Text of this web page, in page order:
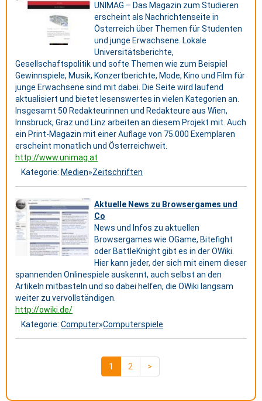
UNIMAG – Das Magazin zum Studieren
erscheint als Nachrichtenseite in
Österreich über Themen für Studenten
und junge Erwachsene. Lokale
Universitätsberichte,
Gesellschaftspolitik und softe Themen wie zum Beispiel
Gewinnspiele, Musik, Konzertberichte, Mode, Kino und Film für
junge Erwachsene sind mit dabei. Die Seite wird laufend
aktualisiert und bietet lesenswertes in vielen Kategorien an.
Insgesamt 50 Redakteurinnen und Redakteure aus Wien,
Innsbruck, Graz und Linz arbeiten an diesem Projekt mit. Auch
ein Print-Magazin mit einer Auflage von 75.000 Exemplaren
erscheint monatlich und Österreichweit.
http://www.unimag.at
Kategorie: Medien»Zeitschriften
Aktuelle News zu Browsergames und
Co
News und Infos zu aktuellen
Browsergames wie OGame, Bitefight
oder BattleKnight gibt es in der OWiki.
Hier kann jeder, der sich mit einem dieser
spannenden Onlinespiele auskennt, auch selbst an den
Artikeln mitbasteln und so dabei helfen, die OWiki langsam
weiter zu vervollständigen.
http://owiki.de/
Kategorie: Computer»Computerspiele
1 2 >